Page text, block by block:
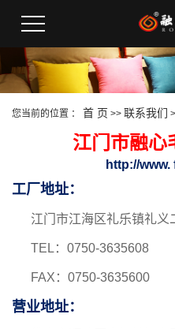
您当前的位置 ： 首 页 >> 联系我们
江门市融心
http://
工厂地址：
江门市江海区礼乐镇
TEL：0750-3635608
FAX：0750-3635600
营业地址：